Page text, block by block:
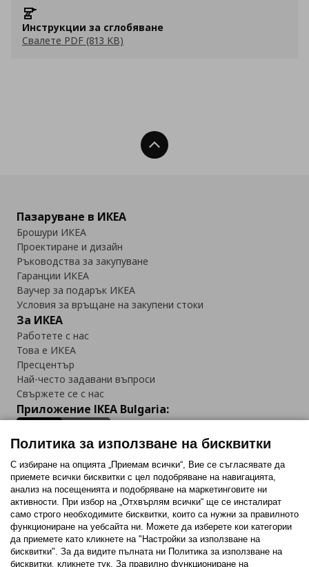
Инструкции за сглобяване
Свалете PDF (813 KB)
Нагоре
Пазаруване в ИКЕА
Брошури ИКЕА
Проектиране и дизайн
Ръководства за закупуване
Гаранции ИКЕА
Ваучер за подарък ИКЕА
Условия за връщане на закупени стоки
За ИКЕА
Работете с нас
Това е ИКЕА
Пресцентър
Най-често задавани въпроси
Свържете се с нас
Приложение IKEA Bulgaria:
Последвайте ни:
FacebookTwitterYoutubePinterestInstagram
Политика за използване на бисквитки
С избиране на опцията „Приемам всички“, Вие се съгласявате да
приемете всички бисквитки с цел подобряване на навигацията,
анализ на посещенията и подобряване на маркетинговите ни
активности. При избор на „Отхвърлям всички“ ще се инсталират
само строго необходимитe бисквитки, които са нужни за правилното
функциониране на уебсайта ни. Можете да изберете кои категории
да приемете като кликнете на "Настройки за използване на
бисквитки". За да видите пълната ни Политика за използване на
бисквитки, кликнете тук. За правилно функциониране на